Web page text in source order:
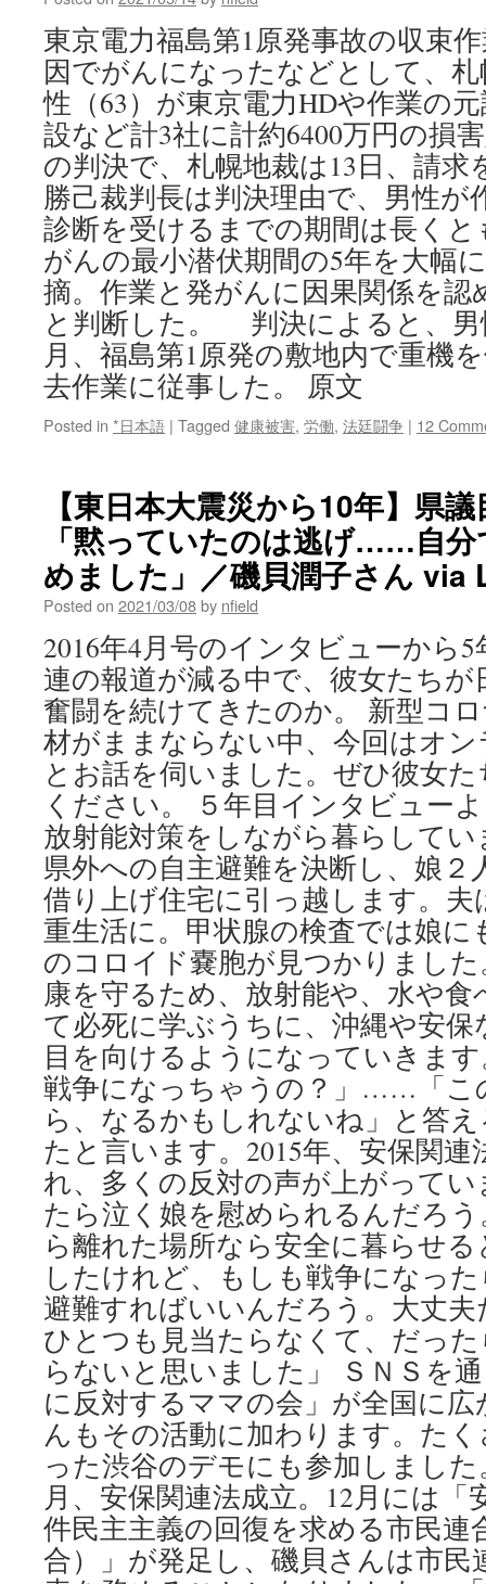
東京電力福島第1原発事故の収束
因でがんになったなどとして、
性（63）が東京電力HDや作業の
設など計3社に計約6400万円の損
の判決で、札幌地裁は13日、請
勝己裁判長は判決理由で、男性が
診断を受けるまでの期間は長くと
がんの最小潜伏期間の5年を大幅
摘。作業と発がんに因果関係を
と判断した。 判決によると、男
月、福島第1原発の敷地内で重機
去作業に従事した。 原文
Posted in *日本語 | Tagged 健康被害, 労働, 法廷闘争 | 12
【東日本大震災から10年】県
「黙っていたのは逃げ……自
めました」／磯貝潤子さん via
Posted on 2021/03/08by nfield
2016年4月号のインタビューから
連の報道が減る中で、彼女たち
奮闘を続けてきたのか。 新型コ
材がままならない中、今回はオ
とお話を伺いました。ぜひ彼女
ください。 ５年目インタビュー
放射能対策をしながら暮らして
県外への自主避難を決断し、娘２
借り上げ住宅に引っ越します。夫
重生活に。甲状腺の検査では娘
のコロイド嚢胞が見つかりまし
康を守るため、放射能や、水や
て必死に学ぶうちに、沖縄や安
目を向けるようになっていきま
戦争になっちゃうの？」……「こ
ら、なるかもしれないね」と答
たと言います。2015年、安保関
れ、多くの反対の声が上がって
たら泣く娘を慰められるんだろ
ら離れた場所なら安全に暮らせ
したけれど、もしも戦争になっ
避難すればいいんだろう。大丈
ひとつも見当たらなくて、だっ
らないと思いました」 ＳＮＳを
に反対するママの会」が全国に
んもその活動に加わります。た
った渋谷のデモにも参加しまし
月、安保関連法成立。12月には「
件民主主義の回復を求める市民連
合）」が発足し、磯貝さんは市民